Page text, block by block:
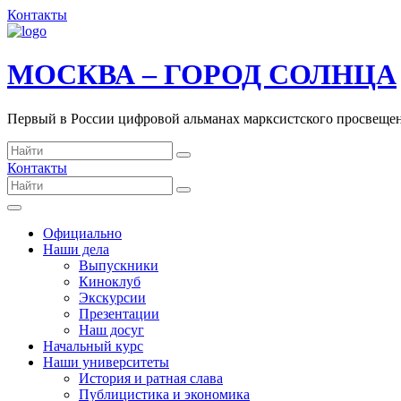
Контакты
МОСКВА – ГОРОД СОЛНЦА
Первый в России цифровой альманах марксистского
Контакты
Официально
Наши дела
Выпускники
Киноклуб
Экскурсии
Презентации
Наш досуг
Начальный курс
Наши университеты
История и ратная слава
Публицистика и экономика